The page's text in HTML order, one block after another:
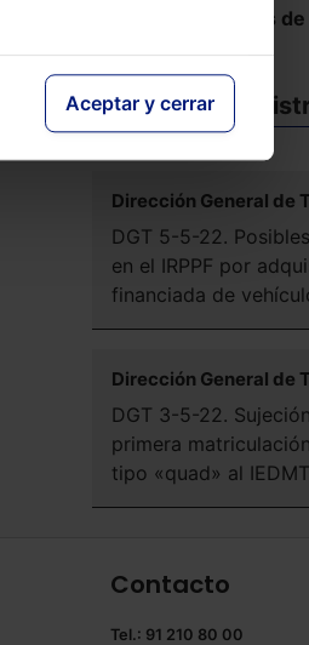
Aceptar y cerrar
Ver más Reseñas de
Doctrina
Dirección General de
DGT 5-5-22.
en el IRPPF por
financiada de
Dirección General de
DGT 3-5-22.
primera
tipo «quad» al IEDMT
Contacto
Tel.: 91 210 80 00